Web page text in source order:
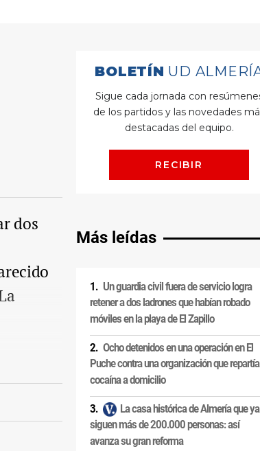
dos
Más leídas
Un guardia civil fuera de servicio logra
retener a dos ladrones que habían robado
móviles en la playa de El Zapillo
Ocho detenidos en una operación en El
Puche contra una organización que repartía
cocaína a domicilio
La casa histórica de Almería que ya
siguen más de 200.000 personas: así
avanza su gran reforma